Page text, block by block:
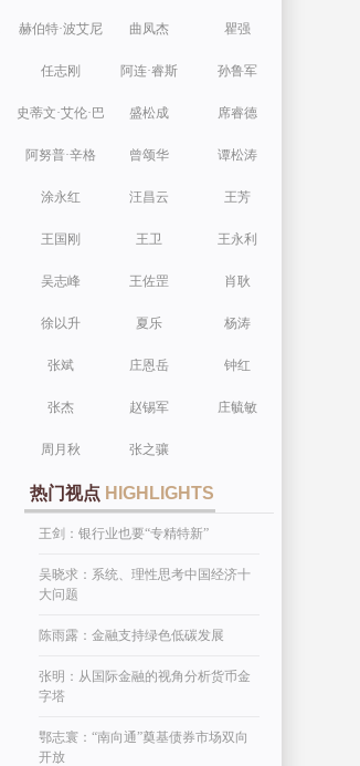
丁内斯奥利瓦
赫伯特·波艾尼
什
曲凤杰 瞿强
任志刚 阿连·睿斯 孙鲁军
史蒂文·艾伦·巴
奈特
盛松成 席睿德
阿努普·辛格 曾颂华 谭松涛
涂永红 汪昌云 王芳
王国刚 王卫 王永利
吴志峰 王佐罡 肖耿
徐以升 夏乐 杨涛
张斌 庄恩岳 钟红
张杰 赵锡军 庄毓敏
周月秋 张之骧
热门视点 HIGHLIGHTS
王剑：银行业也要“专精特新”
吴晓求：系统、理性思考中国经济十
大问题
陈雨露：金融支持绿色低碳发展
张明：从国际金融的视角分析货币金
字塔
鄂志寰：“南向通”奠基债券市场双向
开放